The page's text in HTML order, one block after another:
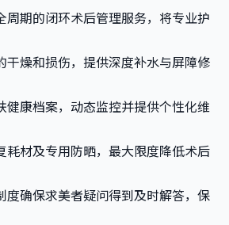
周期的闭环术后管理服务，将专业护
干燥和损伤，提供深度补水与屏障修
健康档案，动态监控并提供个性化维
耗材及专用防晒，最大限度降低术后
度确保求美者疑问得到及时解答，保